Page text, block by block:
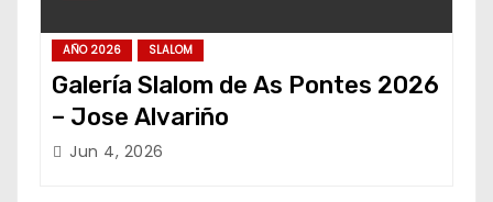
AÑO 2026 SLALOM
Galería Slalom de As Pontes 2026
– Jose Alvariño
Jun 4, 2026